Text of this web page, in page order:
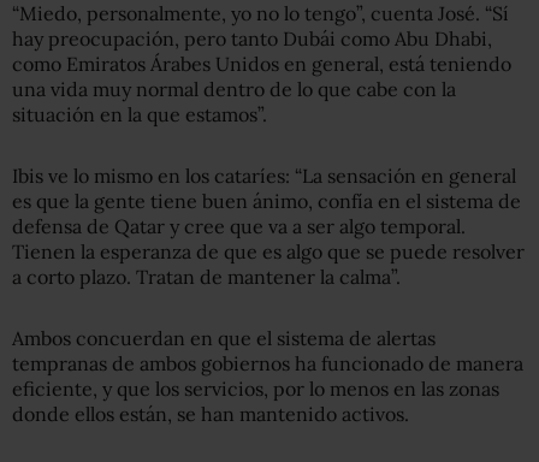
“Miedo, personalmente, yo no lo tengo”, cuenta José. “Sí
hay preocupación, pero tanto Dubái como Abu Dhabi,
como Emiratos Árabes Unidos en general, está teniendo
una vida muy normal dentro de lo que cabe con la
situación en la que estamos”.
Ibis ve lo mismo en los cataríes: “La sensación en general
es que la gente tiene buen ánimo, confía en el sistema de
defensa de Qatar y cree que va a ser algo temporal.
Tienen la esperanza de que es algo que se puede resolver
a corto plazo. Tratan de mantener la calma”.
Ambos concuerdan en que el sistema de alertas
tempranas de ambos gobiernos ha funcionado de manera
eficiente, y que los servicios, por lo menos en las zonas
donde ellos están, se han mantenido activos.